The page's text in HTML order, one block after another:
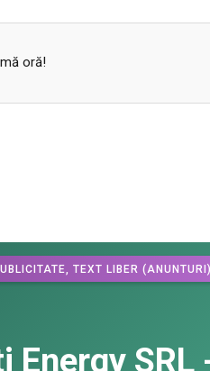
oră!
TEXT LIBER